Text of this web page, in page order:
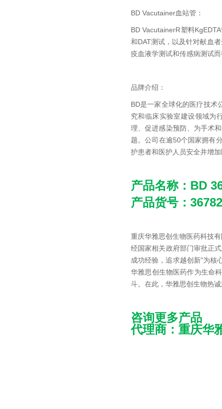
BD Vacutainer血站管：
BD VacutainerR塑料
和DAT测试，以及针对献血
疫血液学测试和传感病测试
品牌介绍：
BD是一家全球化的医疗技术
究和临床实验室建设领域为
理、促进感染预防、为手术
题。公司在逾50个国家拥有
护患者和医护人员安全并增
产品名称： BD
产品货号：
重庆华雅思创生物医药科技
经国家相关政府部门审批正
成功经验，追求越创新"为核
华雅思创生物医药作为生命
斗。在此，华雅思创生物热
咨询更多产品
代理商： 重庆华